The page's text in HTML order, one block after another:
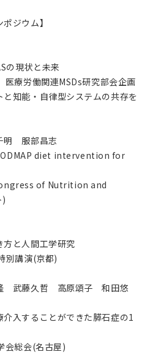
ジウム】
の現状と未来
療労働関連MSDs研究部会企画
と知能・自律型システムの共存を
明 服部昌志
diet intervention for
of Nutrition and
と人間工学研究
別講演(京都)
武藤久哲 高原頌子 和田悠
入することができた膵石症の1
会総会(名古屋)